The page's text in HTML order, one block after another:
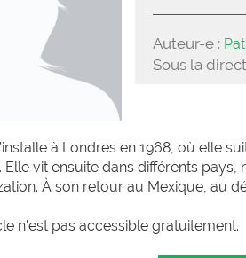
Auteur-e :
Sous la
à Londres en 1968, où elle
vit ensuite dans différents
À son retour au Mexique, au
n'est pas accessible gratuitement.